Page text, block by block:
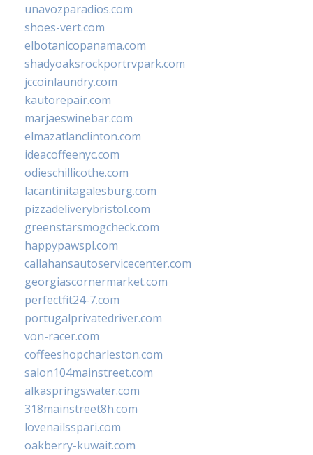
unavozparadios.com
shoes-vert.com
elbotanicopanama.com
shadyoaksrockportrvpark.com
jccoinlaundry.com
kautorepair.com
marjaeswinebar.com
elmazatlanclinton.com
ideacoffeenyc.com
odieschillicothe.com
lacantinitagalesburg.com
pizzadeliverybristol.com
greenstarsmogcheck.com
happypawspl.com
callahansautoservicecenter.com
georgiascornermarket.com
perfectfit24-7.com
portugalprivatedriver.com
von-racer.com
coffeeshopcharleston.com
salon104mainstreet.com
alkaspringswater.com
318mainstreet8h.com
lovenailsspari.com
oakberry-kuwait.com